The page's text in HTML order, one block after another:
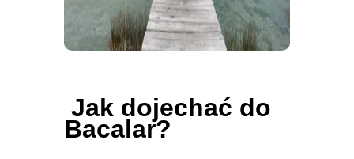
Jak dojechać do
Bacalar?